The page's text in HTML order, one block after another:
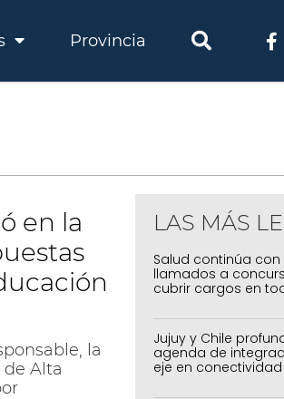
Provincia
en la
la
Alta
LAS MÁS
Salud continúa con
llamados a
cubrir cargos en
Jujuy y Chile
agenda de
eje en conectividad
mejora del Paso de